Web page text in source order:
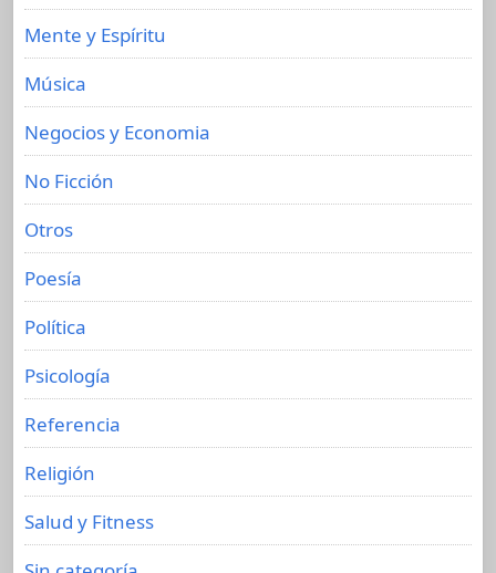
Mente y Espíritu
Música
Negocios y Economia
No Ficción
Otros
Poesía
Política
Psicología
Referencia
Religión
Salud y Fitness